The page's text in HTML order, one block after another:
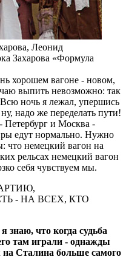
Леонид
Захарова «Формула
хорошем вагоне - новом,
выпить невозможно: так
ночь я лежал, упершись
надо же переделать пути!
и Москва -
едут нормально. Нужно
что немецкий вагон на
рельсах немецкий вагон
себя чувствуем мы.
- НА ВСЕХ, КТО
что когда судьба
там играли - однажды
Сталина больше самого